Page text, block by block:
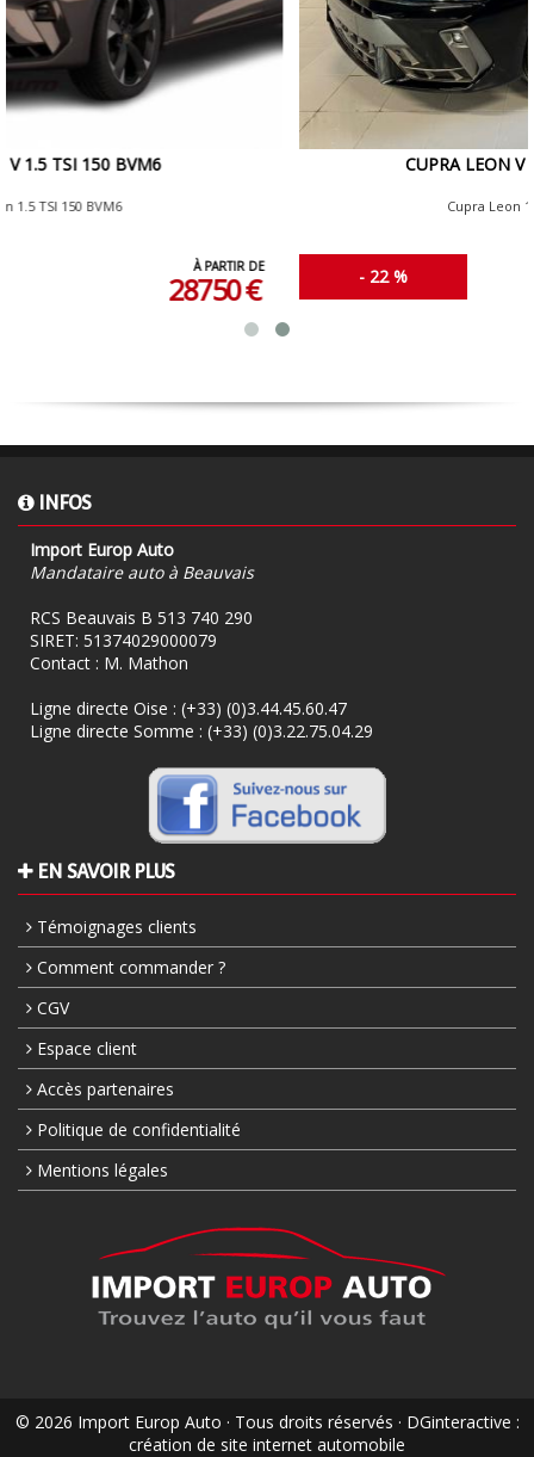
CUPRA LEON V 1.5 ETSI 150 CV DSG7
31950 €
INFOS
Import Europ Auto
Mandataire auto à Beauvais
RCS Beauvais B 513 740 290
SIRET: 51374029000079
Contact : M. Mathon
Ligne directe Oise : (+33) (0)3.44.45.60.47
Ligne directe Somme : (+33) (0)3.22.75.04.29
EN SAVOIR PLUS
Témoignages clients
Comment commander ?
CGV
Espace client
Accès partenaires
Politique de confidentialité
Mentions légales
© 2026 Import Europ Auto · Tous droits réservés · DGinteractive :
création de site internet automobile